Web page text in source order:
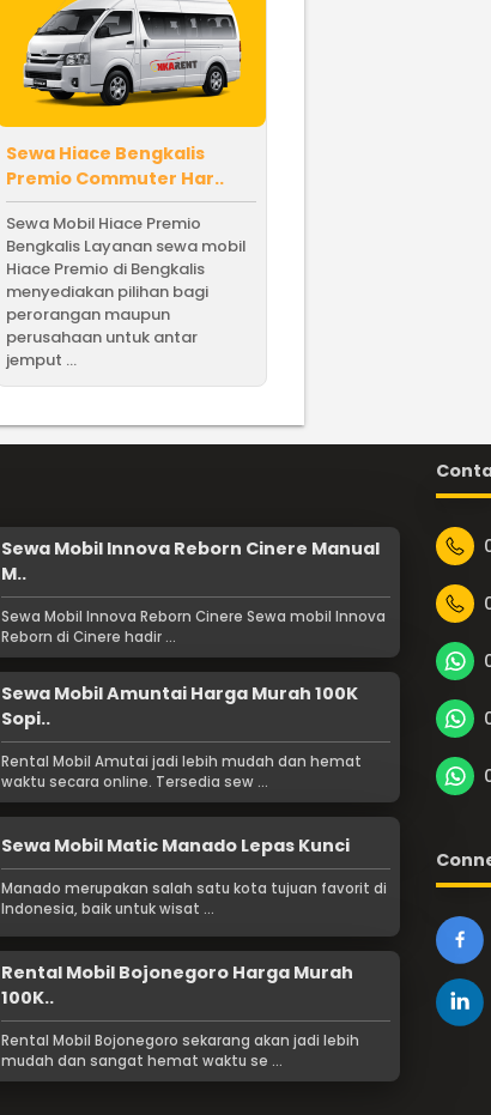
Sewa Hiace Bengkalis
Premio Commuter Har..
Sewa Mobil Hiace Premio
Bengkalis Layanan sewa mobil
Hiace Premio di Bengkalis
menyediakan pilihan bagi
perorangan maupun
perusahaan untuk antar
jemput ...
Sewa Mobil Innova Reborn Cinere Manual
M..
Sewa Mobil Innova Reborn Cinere Sewa mobil Innova
Reborn di Cinere hadir ...
Sewa Mobil Amuntai Harga Murah 100K
Sopi..
Rental Mobil Amutai jadi lebih mudah dan hemat
waktu secara online. Tersedia sew ...
Sewa Mobil Matic Manado Lepas Kunci
Manado merupakan salah satu kota tujuan favorit di
Indonesia, baik untuk wisat ...
Rental Mobil Bojonegoro Harga Murah
100K..
Rental Mobil Bojonegoro sekarang akan jadi lebih
mudah dan sangat hemat waktu se ...